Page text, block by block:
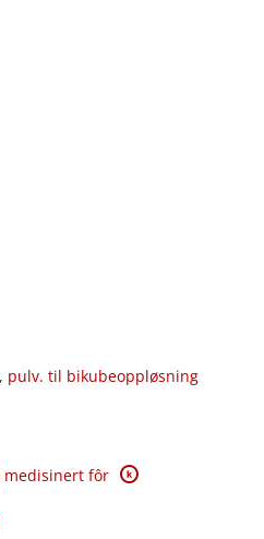
pulv. til bikubeoppløsning
medisinert fôr K